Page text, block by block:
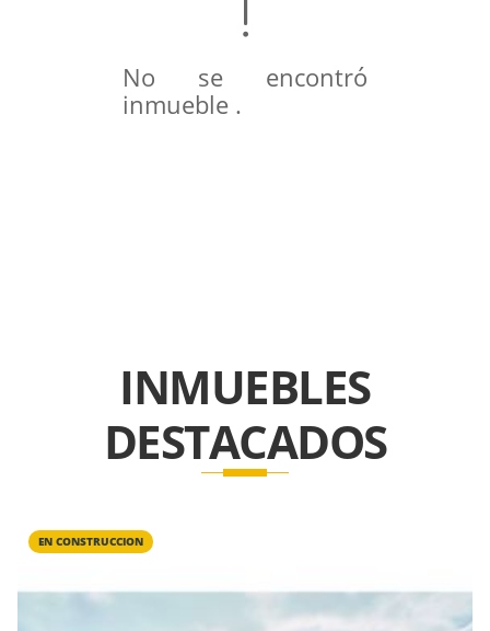
No se encontró
inmueble .
INMUEBLES
DESTACADOS
EN CONSTRUCCION